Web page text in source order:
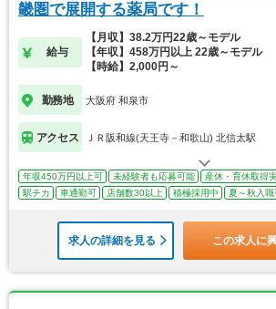
畿圏で展開する薬局です！
給与
【月収】38.2万円22歳～モデル
【年収】458万円以上 22歳～モデル
【時給】2,000円～
勤務地 大阪府 和泉市
アクセス ＪＲ阪和線(天王寺－和歌山) 北信太駅
年収450万円以上可 未経験者も応募可能 産休・育休取得
駅チカ
車通勤可 店舗数30以上 積極採用中 夏～秋入職
求人の詳細を見る この求人に